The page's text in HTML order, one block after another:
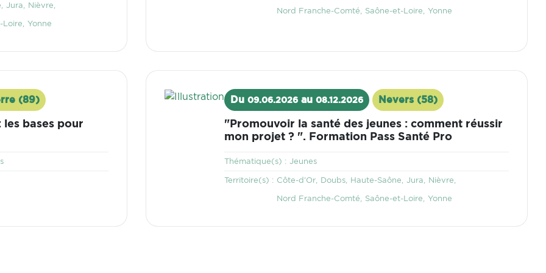
Jura
Nièvre
Loire Yonne
Nord Franche-Comté
Saône-et-Loire Yonne
(89)
les bases pour
Visuel Du 09.06.2026 au 08.12.2026 Lieu
Nevers (58)
"Promouvoir la santé des jeunes : comment réussir
mon projet ? ". Formation Pass Santé Pro
Thématique(s) : Thématique
Jeunes
Territoire(s) : Territoire
Côte-d'Or Doubs Haute-Saône Jura
Nièvre
Nord Franche-Comté
Saône-et-Loire Yonne